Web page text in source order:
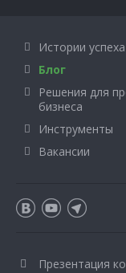
Истории успеха
Блог
Решения для
бизнеса
Инструменты
Вакансии
Презентация